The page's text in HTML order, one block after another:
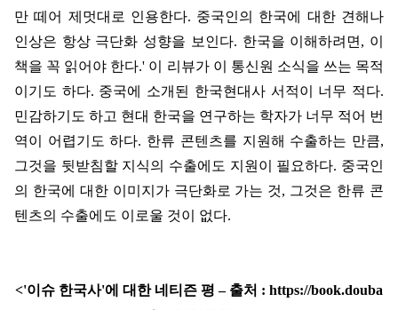
만 떼어 제멋대로 인용한다. 중국인의 한국에 대한 견해나
인상은 항상 극단화 성향을 보인다. 한국을 이해하려면 , 이
책을 꼭 읽어야 한다.' 이 리뷰가 이 통신원 소식을 쓰는 목적
이기도 하다. 중국에 소개된 한국현대사 서적이 너무 적다.
민감하기도 하고 현대 한국을 연구하는 학자가 너무 적어 번
역이 어렵기도 하다. 한류 콘텐츠를 지원해 수출하는 만큼,
그것을 뒷받침할 지식의 수출에도 지원이 필요하다. 중국인
의 한국에 대한 이미지가 극단화로 가는 것, 그것은 한류 콘
텐츠의 수출에도 이로울 것이 없다.
<'이슈 한국사'에 대한 네티즌 평– 출처 : https://book.douba